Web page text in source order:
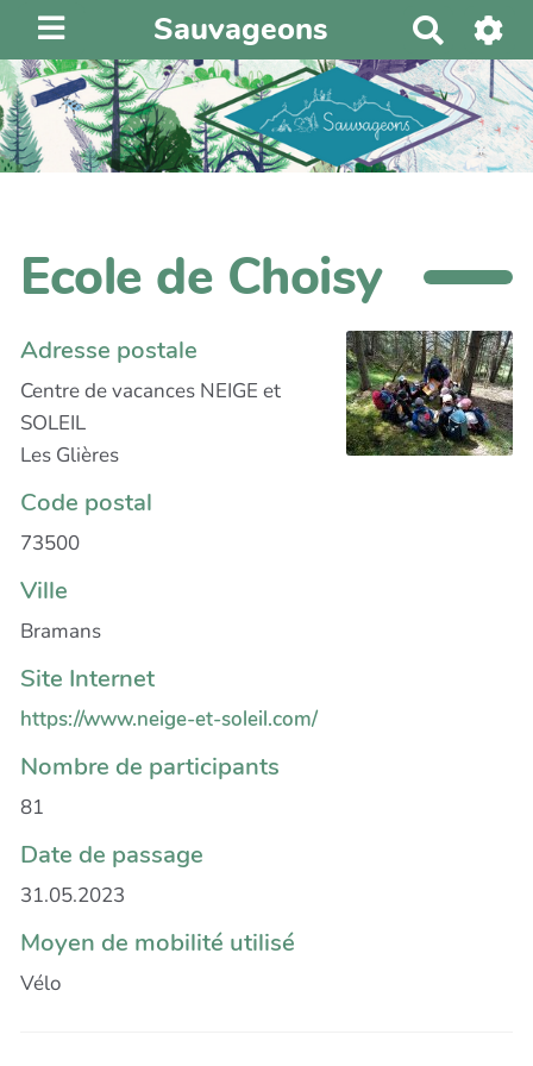
Sauvageons
e
c
h
e
r
e
Ecole de Choisy
Adresse postale
Centre de vacances NEIGE et
SOLEIL
Les Glières
Code postal
73500
Ville
Bramans
Site Internet
https://www.neige-et-soleil.com/
Nombre de participants
81
Date de passage
31.05.2023
Moyen de mobilité utilisé
Vélo